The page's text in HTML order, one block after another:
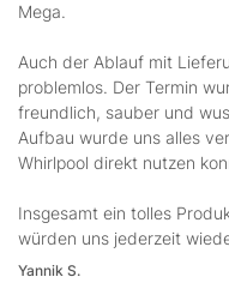
Mega.
Auch der Ablauf mit
problemlos. Der Termin
freundlich, sauber und
Aufbau wurde uns alles
Whirlpool direkt nutzen
Insgesamt ein tolles
würden uns jederzeit
Yannik S.